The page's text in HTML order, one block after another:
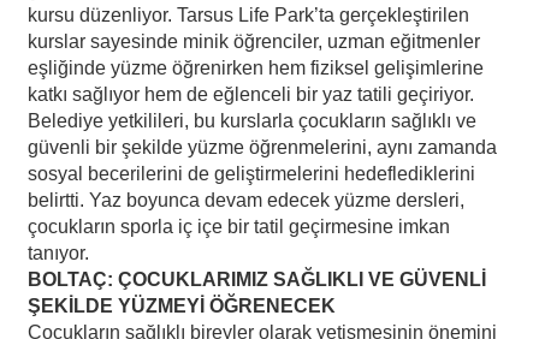
kursu düzenliyor. Tarsus Life Park’ta gerçekleştirilen
kurslar sayesinde minik öğrenciler, uzman eğitmenler
eşliğinde yüzme öğrenirken hem fiziksel gelişimlerine
katkı sağlıyor hem de eğlenceli bir yaz tatili geçiriyor.
Belediye yetkilileri, bu kurslarla çocukların sağlıklı ve
güvenli bir şekilde yüzme öğrenmelerini, aynı zamanda
sosyal becerilerini de geliştirmelerini hedeflediklerini
belirtti. Yaz boyunca devam edecek yüzme dersleri,
çocukların sporla iç içe bir tatil geçirmesine imkan
tanıyor.
BOLTAÇ: ÇOCUKLARIMIZ SAĞLIKLI VE GÜVENLİ
ŞEKİLDE YÜZMEYİ ÖĞRENECEK
Çocukların sağlıklı bireyler olarak yetişmesinin önemini